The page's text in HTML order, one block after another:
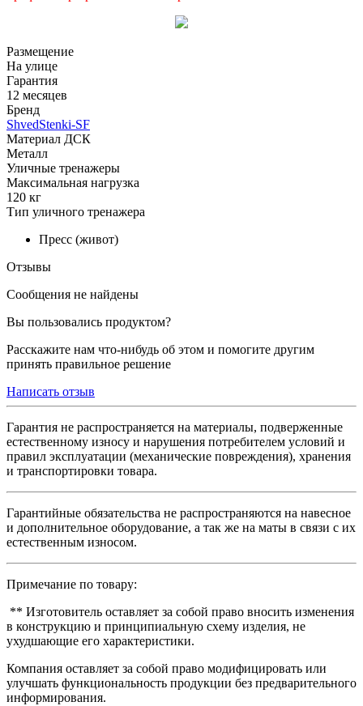
Размещение
На улице
Гарантия
12 месяцев
Бренд
ShvedStenki-SF
Материал ДСК
Металл
Уличные тренажеры
Максимальная нагрузка
120 кг
Тип уличного тренажера
Пресс (живот)
Отзывы
Сообщения не найдены
Вы пользовались продуктом?
Расскажите нам что-нибудь об этом и помогите другим
принять правильное решение
Написать отзыв
Гарантия не распространяется на материалы, подверженные
естественному износу и нарушения потребителем условий и
правил эксплуатации (механические повреждения), хранения
и транспортировки товара.
Гарантийные обязательства не распространяются на навесное
и дополнительное оборудование, а так же на маты в связи с их
естественным износом.
Примечание по товару:
** Изготовитель оставляет за собой право вносить изменения
в конструкцию и принципиальную схему изделия, не
ухудшающие его характеристики.
Компания оставляет за собой право модифицировать или
улучшать функциональность продукции без предварительного
информирования.